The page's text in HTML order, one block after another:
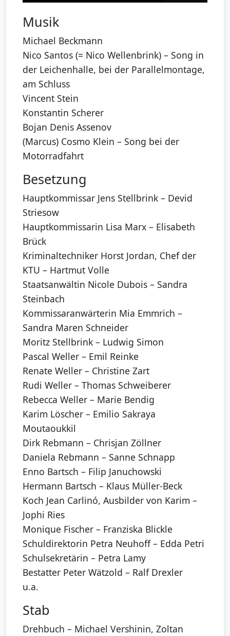
Musik
Michael Beckmann
Nico Santos (= Nico Wellenbrink) – Song in
der Leichenhalle, bei der Parallelmontage,
am Schluss
Vincent Stein
Konstantin Scherer
Bojan Denis Assenov
(Marcus) Cosmo Klein – Song bei der
Motorradfahrt
Besetzung
Hauptkommissar Jens Stellbrink – Devid
Striesow
Hauptkommissarin Lisa Marx – Elisabeth
Brück
Kriminaltechniker Horst Jordan, Chef der
KTU – Hartmut Volle
Staatsanwältin Nicole Dubois – Sandra
Steinbach
Kommissaranwärterin Mia Emmrich –
Sandra Maren Schneider
Moritz Stellbrink – Ludwig Simon
Pascal Weller – Emil Reinke
Renate Weller – Christine Zart
Rudi Weller – Thomas Schweiberer
Rebecca Weller – Marie Bendig
Karim Löscher – Emilio Sakraya
Moutaoukkil
Dirk Rebmann – Chrisjan Zöllner
Daniela Rebmann – Sanne Schnapp
Enno Bartsch – Filip Januchowski
Hermann Bartsch – Klaus Müller-Beck
Koch Jean Carlinó, Ausbilder von Karim –
Jophi Ries
Monique Fischer – Franziska Blickle
Schuldirektorin Petra Neuhoff – Edda Petri
Schulsekretärin – Petra Lamy
Bestatter Peter Wätzold – Ralf Drexler
u.a.
Stab
Drehbuch – Michael Vershinin, Zoltan